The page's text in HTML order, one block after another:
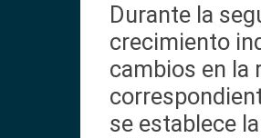
Durante la
crecimiento
cambios en la
se establece